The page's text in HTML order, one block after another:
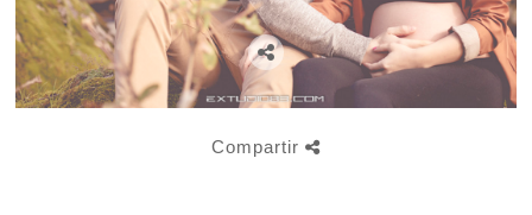
Compartir